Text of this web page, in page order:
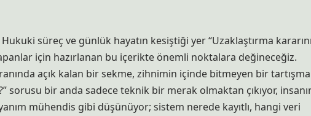
süreç ve günlük hayatın kesiştiği yer “Uzaklaştırma
için hazırlanan bu içerikte önemli noktalara değineceğiz.
açık kalan bir sekme, zihnimin içinde bitmeyen bir
sorusu bir anda sadece teknik bir merak olmaktan çıkıyor,
mühendis gibi düşünüyor; sistem nerede kayıtlı, hangi veri